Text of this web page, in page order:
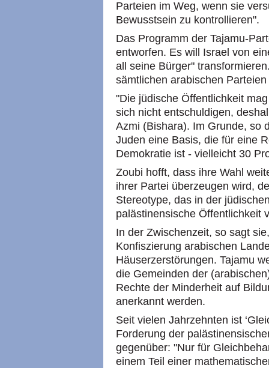
Parteien im Weg, wenn sie
Bewusstsein zu kontrollieren".
Das Programm der Tajamu-
entworfen. Es will Israel von
all seine Bürger"
sämtlichen arabischen
"Die jüdische Öffentlichkeit
sich nicht entschuldigen,
Azmi (Bishara). Im Grunde, so
Juden eine Basis, die für eine
Demokratie ist - vielleicht 30
Zoubi hofft, dass ihre Wahl
ihrer Partei überzeugen wird,
Stereotype, das in der
palästinensische Öffentlichkeit
In der Zwischenzeit, so sagt
Konfiszierung arabischen
Häuserzerstörungen. Tajamu
die Gemeinden der
Rechte der Minderheit auf
anerkannt werden.
Seit vielen Jahrzehnten ist
Forderung der
gegenüber: "Nur für
einem Teil einer